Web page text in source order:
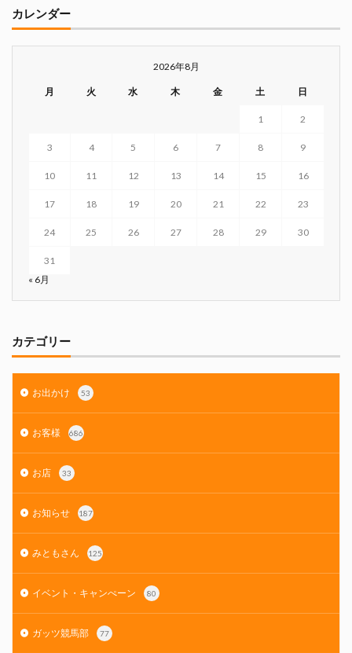
カレンダー
2026年8月
月 火 水 木 金 土 日
1 2
3 4 5 6 7 8 9
10 11 12 13 14 15 16
17 18 19 20 21 22 23
24 25 26 27 28 29 30
31
« 6月
カテゴリー
お出かけ 53
お客様 686
お店 33
お知らせ 187
みともさん 125
イベント・キャンぺーン 80
ガッツ競馬部 77